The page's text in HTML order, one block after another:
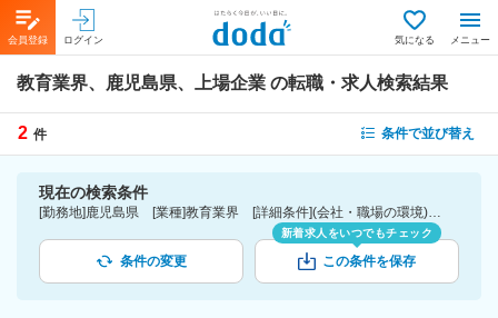
会員登録 ログイン 気になる メニュー
教育業界、鹿児島県、上場企業 の転職・求人検索結果
2 件 条件で並び替え
現在の検索条件
[勤務地]鹿児島県 [業種]教育業界 [詳細条件](会社・職場の環境)上場企業
条件の変更
新着求人をいつでもチェック
この条件を保存